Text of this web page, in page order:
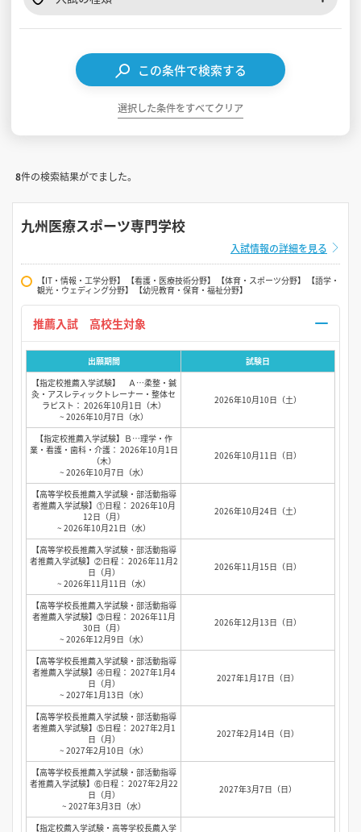
この条件で検索する
選択した条件をすべてクリア
8件の検索結果がでました。
九州医療スポーツ専門学校
入試情報の詳細を見る
【IT・情報・工学分野】 【看護・医療技術分野】 【体育・スポーツ分野】 【語学・
観光・ウェディング分野】 【幼児教育・保育・福祉分野】
出願期間
試験日
【指定校推薦入学試験】 Ａ…柔整・鍼
灸・アスレティックトレーナー・整体セ
ラピスト： 2026年10月1日（木）
~ 2026年10月7日（水）
2026年10月10日（土）
【指定校推薦入学試験】Ｂ…理学・作
業・看護・歯科・介護： 2026年10月1日
（木）
~ 2026年10月7日（水）
2026年10月11日（日）
【高等学校長推薦入学試験・部活動指導
者推薦入学試験】①日程： 2026年10月
12日（月）
~ 2026年10月21日（水）
2026年10月24日（土）
【高等学校長推薦入学試験・部活動指導
者推薦入学試験】②日程： 2026年11月2
日（月）
~ 2026年11月11日（水）
2026年11月15日（日）
【高等学校長推薦入学試験・部活動指導
者推薦入学試験】③日程： 2026年11月
30日（月）
~ 2026年12月9日（水）
2026年12月13日（日）
【高等学校長推薦入学試験・部活動指導
者推薦入学試験】④日程： 2027年1月4
日（月）
~ 2027年1月13日（水）
2027年1月17日（日）
【高等学校長推薦入学試験・部活動指導
者推薦入学試験】⑤日程： 2027年2月1
日（月）
~ 2027年2月10日（水）
2027年2月14日（日）
【高等学校長推薦入学試験・部活動指導
者推薦入学試験】⑥日程： 2027年2月22
日（月）
~ 2027年3月3日（水）
2027年3月7日（日）
【指定校薦入学試験・高等学校長薦入学